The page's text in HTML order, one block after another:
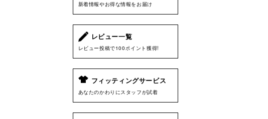
新着情報やお得な情報をお届け
レビュー一覧
レビュー投稿で100ポイント獲得!
フィッティングサービス
あなたのかわりにスタッフが試着